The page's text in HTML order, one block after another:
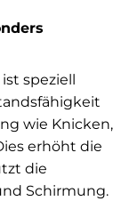
speziell
wie Knicken,
erhöht die
die
Schirmung.